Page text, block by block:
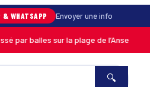
& WHATSAPP Envoyer une info
balles sur la plage de l’Anse Moustique
🔍